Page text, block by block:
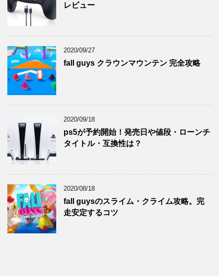
レビュー
2020/09/27
fall guys クラウンマウンテン 完全攻略
2020/09/18
ps5が予約開始！発売日や値段・ローンチ
タイトル・互換性は？
2020/08/18
fall guysのスライム・クライム攻略。完
走安定するコツ